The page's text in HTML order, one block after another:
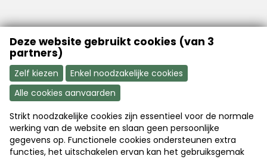
VFB is a member of Better Finance
Aanmelden Word nu lid
Deze website gebruikt cookies (van 3
partners)
Zelf kiezen
Enkel noodzakelijke cookies
Alle cookies aanvaarden
Strikt noodzakelijke cookies zijn essentieel voor de normale
werking van de website en slaan geen persoonlijke
gegevens op. Functionele cookies ondersteunen extra
functies, het uitschakelen ervan kan het gebruiksgemak